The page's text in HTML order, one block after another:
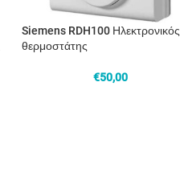
Siemens RDH100 Ηλεκτρονικός
θερμοστάτης
€50,00